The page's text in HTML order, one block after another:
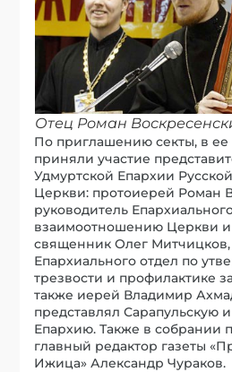
Отец Роман
По приглашению секты, в
приняли участие
Удмуртской Епархии
Церкви: протоиерей Роман
руководитель
взаимоотношению Церкви и
священник Олег Митчицков,
Епархиального отдел по
трезвости и профилактике
также иерей Владимир
представлял Сарапульскую
Епархию. Также в собрании
главный редактор газеты
Ижица» Александр Чураков.